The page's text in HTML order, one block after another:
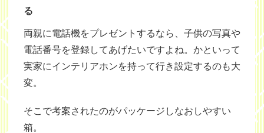
る
両親に電話機をプレゼントするなら、子供の写真や
電話番号を登録してあげたいですよね。かといって
実家にインテリアホンを持って行き設定するのも大
変。
そこで考案されたのがパッケージしなおしやすい
箱。